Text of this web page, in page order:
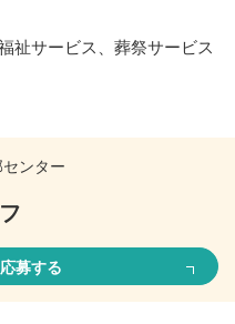
祉サービス、葬祭サービス
ンター
応募する